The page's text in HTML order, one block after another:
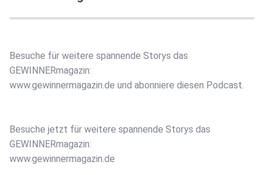
Besuche für weitere spannende Storys das
GEWINNERmagazin:
www.gewinnermagazin.de und abonniere diesen Podcast.
Besuche jetzt für weitere spannende Storys das
GEWINNERmagazin:
www.gewinnermagazin.de